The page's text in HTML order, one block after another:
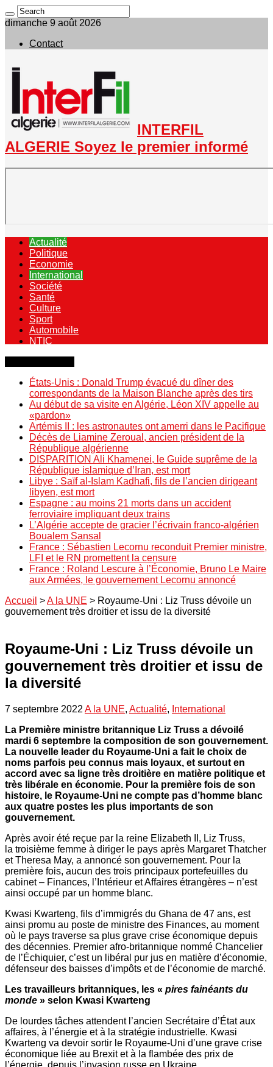
dimanche 9 août 2026
Contact
INTERFIL
ALGERIE Soyez le premier informé
Actualité
Politique
Economie
International
Société
Santé
Culture
Sport
Automobile
NTIC
États-Unis : Donald Trump évacué du dîner des
correspondants de la Maison Blanche après des tirs
Au début de sa visite en Algérie, Léon XIV appelle au
«pardon»
Artémis II : les astronautes ont amerri dans le Pacifique
Décès de Liamine Zeroual, ancien président de la
République algérienne
DISPARITION Ali Khamenei, le Guide suprême de la
République islamique d’Iran, est mort
Libye : Saïf al-Islam Kadhafi, fils de l’ancien dirigeant
libyen, est mort
Espagne : au moins 21 morts dans un accident
ferroviaire impliquant deux trains
L’Algérie accepte de gracier l’écrivain franco-algérien
Boualem Sansal
France : Sébastien Lecornu reconduit Premier ministre,
LFI et le RN promettent la censure
France : Roland Lescure à l’Économie, Bruno Le Maire
aux Armées, le gouvernement Lecornu annoncé
Accueil >A la UNE > Royaume-Uni : Liz Truss dévoile un
gouvernement très droitier et issu de la diversité
Royaume-Uni : Liz Truss dévoile un
gouvernement très droitier et issu de
la diversité
7 septembre 2022 A la UNE, Actualité, International
La Première ministre britannique Liz Truss a dévoilé
mardi 6 septembre la composition de son gouvernement.
La nouvelle leader du Royaume-Uni a fait le choix de
noms parfois peu connus mais loyaux, et surtout en
accord avec sa ligne très droitière en matière politique et
très libérale en économie. Pour la première fois de son
histoire, le Royaume-Uni ne compte pas d’homme blanc
aux quatre postes les plus importants de son
gouvernement.
Après avoir été reçue par la reine Elizabeth II, Liz Truss,
la troisième femme à diriger le pays après Margaret Thatcher
et Theresa May, a annoncé son gouvernement. Pour la
première fois, aucun des trois principaux portefeuilles du
cabinet – Finances, l’Intérieur et Affaires étrangères – n’est
ainsi occupé par un homme blanc.
Kwasi Kwarteng, fils d’immigrés du Ghana de 47 ans, est
ainsi promu au poste de ministre des Finances, au moment
où le pays traverse sa plus grave crise économique depuis
des décennies. Premier afro-britannique nommé Chancelier
de l’Échiquier, c’est un libéral pur jus en matière d’économie,
défenseur des baisses d’impôts et de l’économie de marché.
Les travailleurs britanniques, les « pires fainéants du
monde » selon Kwasi Kwarteng
De lourdes tâches attendent l’ancien Secrétaire d’État aux
affaires, à l’énergie et à la stratégie industrielle. Kwasi
Kwarteng va devoir sortir le Royaume-Uni d’une grave crise
économique liée au Brexit et à la flambée des prix de
l’énergie, depuis l’invasion russe en Ukraine.